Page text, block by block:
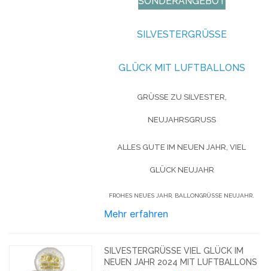
SILVESTERGRÜSSE
GLÜCK MIT LUFTBALLONS
GRÜSSE ZU SILVESTER, N
EUJAHRSGRUSS
ALLES GUTE IM NEUEN JAHR, VIEL
GLÜCK NEUJAHR
FROHES NEUES JAHR, BALLONGRÜSSE NEUJAHR.
Mehr erfahren
SILVESTERGRÜSSE VIEL GLÜCK IM N
EUEN JAHR 2024 MIT LUFTBALLONS